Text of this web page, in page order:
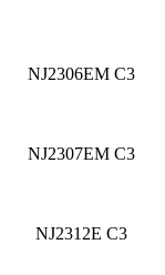
NJ2306EM C3
NJ2307EM C3
NJ2312E C3